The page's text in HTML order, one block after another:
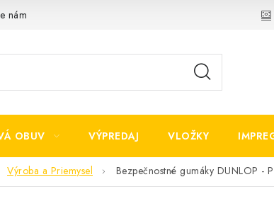
nám
OBUV VÝPREDAJ VLOŽKY
Výroba a Priemysel Bezpečnostné gumáky DUNLOP